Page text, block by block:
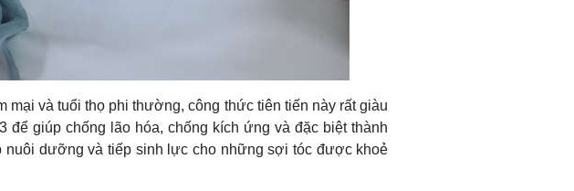
mại và tuổi thọ phi thường, công thức tiên tiến này rất giàu
để giúp chống lão hóa, chống kích ứng và đặc biệt thành
nuôi dưỡng và tiếp sinh lực cho những sợi tóc được khoẻ